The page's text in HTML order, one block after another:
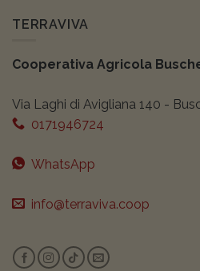
TERRAVIVA
Cooperativa Agricola
Via Laghi di Avigliana 140 -
0171946724
WhatsApp
info@terraviva.coop